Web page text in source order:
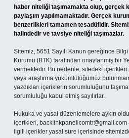
haber niteliği taşımamakta olup, gerçek
paylaşım yapılmamaktadır. Gerçek
benzerlikleri tamamen tesadüfidir.
halindedir ve tavsiye niteliği taşımazlar.
Sitemiz, 5651 Sayılı Kanun gereğince
Kurumu (BTK) tarafından onaylanmış bir
vermektedir. Bu nedenle, sitedeki
veya araştırma yükümlülüğümüz
yazdıkları içeriklerin sorumluluğunu
sorumluluğu kabul etmiş sayılırlar.
Hukuka ve yasal düzenlemelere aykırı
içerikleri, backlinkpanelicomtr@gmail.com
ilgili içerikler yasal süre içerisinde